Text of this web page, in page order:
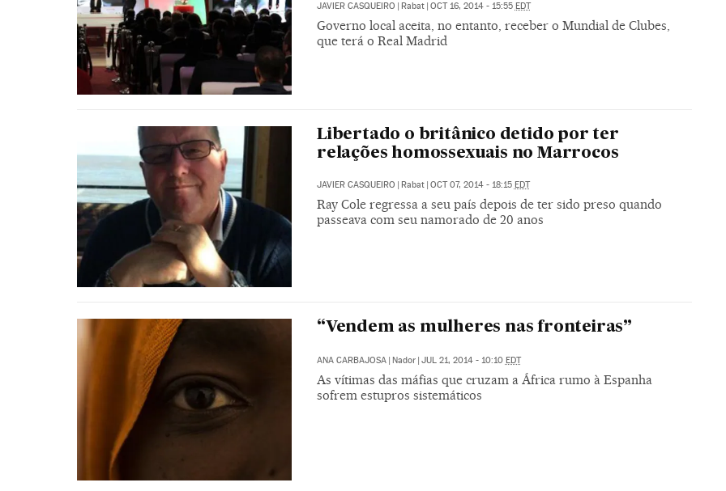
JAVIER CASQUEIRO Rabat OCT 16, 2014 - 15:55 EDT
Governo local aceita, no entanto, receber o Mundial de Clubes,
que terá o Real Madrid
Libertado o britânico detido por ter
relações homossexuais no Marrocos
JAVIER CASQUEIRO Rabat OCT 07, 2014 - 18:15 EDT
Ray Cole regressa a seu país depois de ter sido preso quando
passeava com seu namorado de 20 anos
“Vendem as mulheres nas fronteiras”
ANA CARBAJOSA | Nador | JUL 21, 2014 - 10:10 EDT
As vítimas das máfias que cruzam a África rumo à Espanha
sofrem estupros sistemáticos